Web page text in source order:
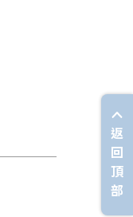
返
回
頂
部